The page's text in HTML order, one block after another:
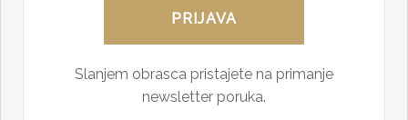
Slanjem obrasca pristajete na primanje
newsletter poruka.